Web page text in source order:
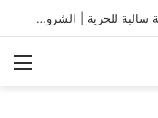
دعوى تعيين قيم على المحكوم عليه بعقوبة سالبة للحرية | الشروط والصيغة القانونية